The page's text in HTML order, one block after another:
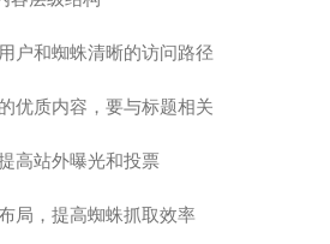
户和蜘蛛清晰的访问路径
优质内容，要与标题相关
高站外曝光和投票
局，提高蜘蛛抓取效率